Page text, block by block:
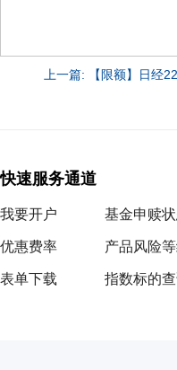
上一篇: 【限额】日经
快速服务通道
我要开户
优惠费率
表单下载
基金申赎
产品风险
指数标的